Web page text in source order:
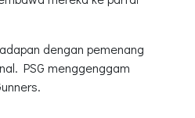
dengan pemenang
PSG menggenggam